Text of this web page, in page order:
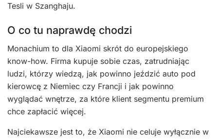
Tesli w Szanghaju.
O co tu naprawdę chodzi
Monachium to dla Xiaomi skrót do europejskiego
know-how. Firma kupuje sobie czas, zatrudniając
ludzi, którzy wiedzą, jak powinno jeździć auto pod
kierowcę z Niemiec czy Francji i jak powinno
wyglądać wnętrze, za które klient segmentu premium
chce zapłacić więcej.
Najciekawsze jest to, że Xiaomi nie celuje wyłącznie w